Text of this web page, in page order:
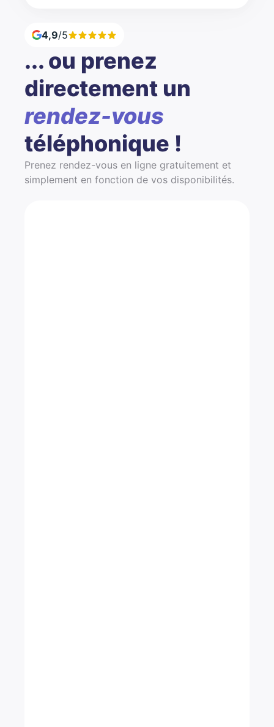
4,9/5
... ou prenez
directement un
rendez-vous
téléphonique !
Prenez rendez-vous en ligne gratuitement et
simplement en fonction de vos disponibilités.